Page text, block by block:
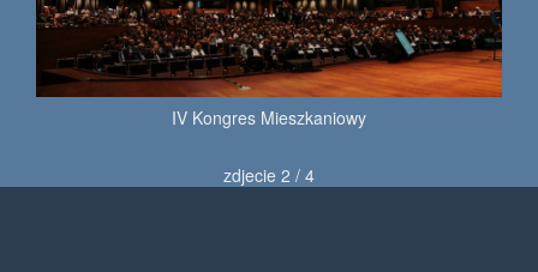
IV Kongres Mieszkaniowy
zdjecie 2 / 4